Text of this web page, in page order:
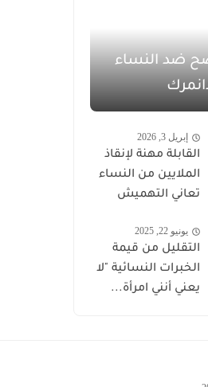
ضد النساء
إبريل 3, 2026
القابلة مهنة لإنقاذ
الملايين من النساء
تعاني التهميش
يونيو 22, 2025
التقليل من قيمة
الخبرات النسائية "لا
يعني أنني امرأة...